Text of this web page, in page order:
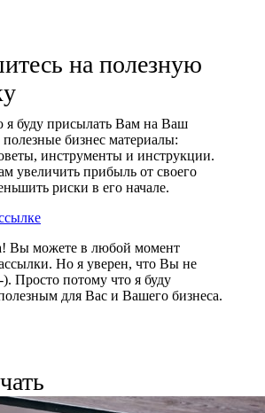
на полезную
буду присылать Вам на Ваш
бизнес материалы:
инструменты и инструкции.
увеличить прибыль от своего
риски в его начале.
Вы можете в любой момент
Но я уверен, что Вы не
). Просто потому что я буду
для Вас и Вашего бизнеса.